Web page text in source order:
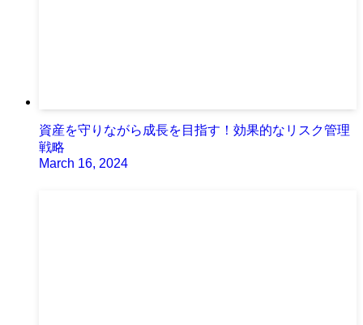
資産を守りながら成長を目指す！効果的なリスク管理
戦略
March 16, 2024